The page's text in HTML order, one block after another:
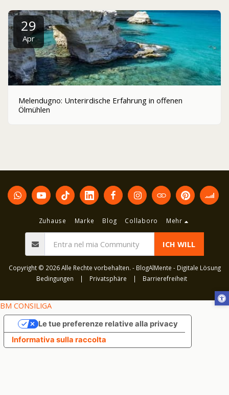
29
Apr
Melendugno: Unterirdische Erfahrung in offenen
Ölmühlen
Zuhause Marke Blog Collaboro Mehr
ICH WILL
Copyright © 2026 Alle Rechte vorbehalten. - BlogAlMente - Digitale Lösung
Bedingungen | Privatsphäre | Barrierefreiheit
BM CONSILIGA
Informativa sulla raccolta
Le tue preferenze relative alla privacy